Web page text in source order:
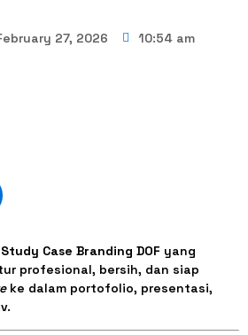
27, 2026
10:54 am
Study Case Branding DOF yang
profesional, bersih, dan siap
ke dalam portofolio, presentasi,